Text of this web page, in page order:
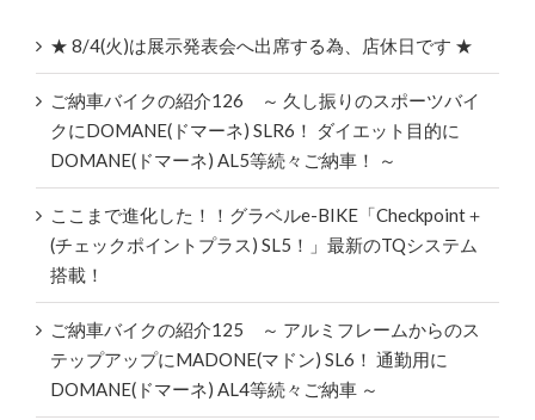
★ 8/4(火)は展示発表会へ出席する為、店休日です ★
ご納車バイクの紹介126 ～ 久し振りのスポーツバイ
クにDOMANE(ドマーネ) SLR6！ ダイエット目的に
DOMANE(ドマーネ) AL5等続々ご納車！ ～
ここまで進化した！！グラベルe-BIKE「Checkpoint＋
(チェックポイントプラス) SL5！」最新のTQシステム
搭載！
ご納車バイクの紹介125 ～ アルミフレームからのス
テップアップにMADONE(マドン) SL6！ 通勤用に
DOMANE(ドマーネ) AL4等続々ご納車 ～